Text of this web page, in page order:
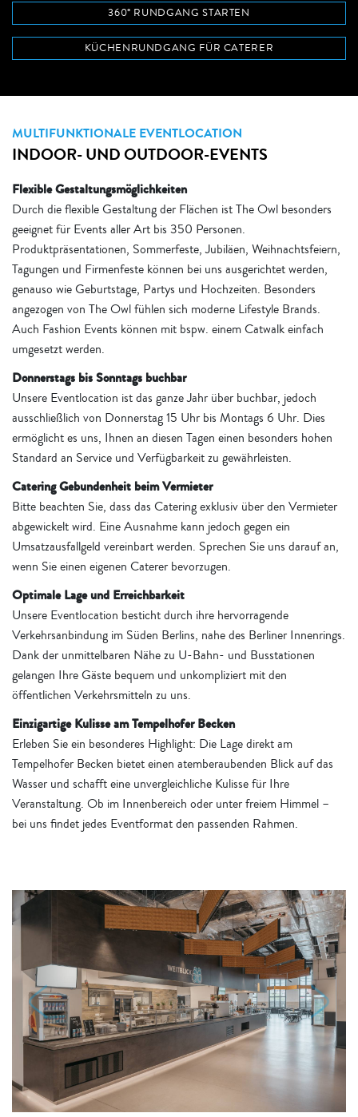
360° RUNDGANG STARTEN
KÜCHENRUNDGANG FÜR CATERER
MULTIFUNKTIONALE EVENTLOCATION
INDOOR- UND OUTDOOR-EVENTS
Flexible Gestaltungsmöglichkeiten
Durch die flexible Gestaltung der Flächen ist The Owl besonders
geeignet für Events aller Art bis 350 Personen.
Produktpräsentationen, Sommerfeste, Jubiläen, Weihnachtsfeiern,
Tagungen und Firmenfeste können bei uns ausgerichtet werden,
genauso wie Geburtstage, Partys und Hochzeiten. Besonders
angezogen von The Owl fühlen sich moderne Lifestyle Brands.
Auch Fashion Events können mit bspw. einem Catwalk einfach
umgesetzt werden.
Donnerstags bis Sonntags buchbar
Unsere Eventlocation ist das ganze Jahr über buchbar, jedoch
ausschließlich von Donnerstag 15 Uhr bis Montags 6 Uhr. Dies
ermöglicht es uns, Ihnen an diesen Tagen einen besonders hohen
Standard an Service und Verfügbarkeit zu gewährleisten.
Catering Gebundenheit beim Vermieter
Bitte beachten Sie, dass das Catering exklusiv über den Vermieter
abgewickelt wird. Eine Ausnahme kann jedoch gegen ein
Umsatzausfallgeld vereinbart werden. Sprechen Sie uns darauf an,
wenn Sie einen eigenen Caterer bevorzugen.
Optimale Lage und Erreichbarkeit
Unsere Eventlocation besticht durch ihre hervorragende
Verkehrsanbindung im Süden Berlins, nahe des Berliner Innenrings.
Dank der unmittelbaren Nähe zu U-Bahn- und Busstationen
gelangen Ihre Gäste bequem und unkompliziert mit den
öffentlichen Verkehrsmitteln zu uns.
Einzigartige Kulisse am Tempelhofer Becken
Erleben Sie ein besonderes Highlight: Die Lage direkt am
Tempelhofer Becken bietet einen atemberaubenden Blick auf das
Wasser und schafft eine unvergleichliche Kulisse für Ihre
Veranstaltung. Ob im Innenbereich oder unter freiem Himmel –
bei uns findet jedes Eventformat den passenden Rahmen.